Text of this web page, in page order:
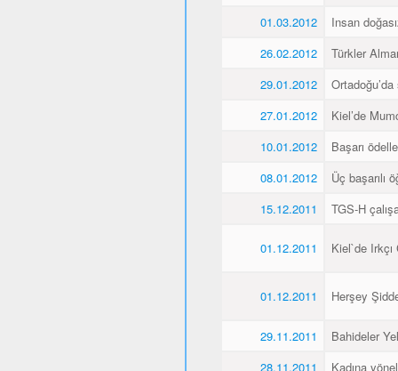
01.03.2012
Insan
26.02.2012
Türkler
29.01.2012
27.01.2012
Kiel’de
10.01.2012
Başarı
08.01.2012
Üç başarılı
15.12.2011
TGS-H
01.12.2011 Kiel`de Irkçı
01.12.2011 Herşey
29.11.2011
Bahideler
28.11.2011
Kadına